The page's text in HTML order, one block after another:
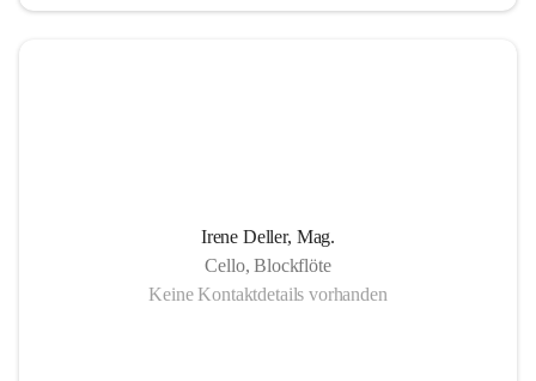
sich in der Fächervielfalt im künstlerischen Einzelunterricht
bis hin zu zahlreichen Ensembles. Damit ist gewährleistet,
dass jeder Musikschüler die Möglichkeit hat, sein erlerntes
Irene Deller, Mag.
Cello, Blockflöte
Keine Kontaktdetails vorhanden